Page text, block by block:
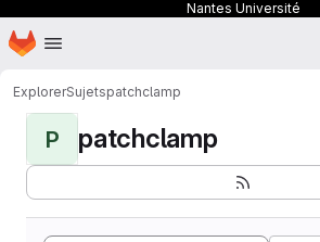
Nantes Université
Passer au contenu principal
Page d'accueil
ExplorerSujetspatchclamp
P patchclamp